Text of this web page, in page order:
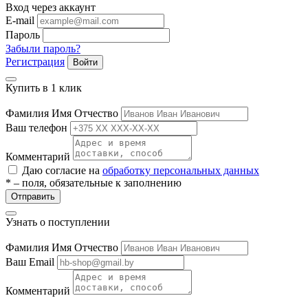
Вход через аккаунт
E-mail
Пароль
Забыли пароль?
Регистрация
Войти
Купить в 1 клик
Фамилия Имя Отчество
Ваш телефон
Комментарий
Даю согласие на обработку персональных данных
* – поля, обязательные к заполнению
Отправить
Узнать о поступлении
Фамилия Имя Отчество
Ваш Email
Комментарий